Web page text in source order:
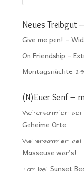
Neues Treibgut
Give me pen! –
On Friendship –
Montagsnächte
(N)Euer Senf –
Weltensammlerbei
Geheime Orte
Weltensammlerbei
Masseuse war’s!
Tombei Sunset